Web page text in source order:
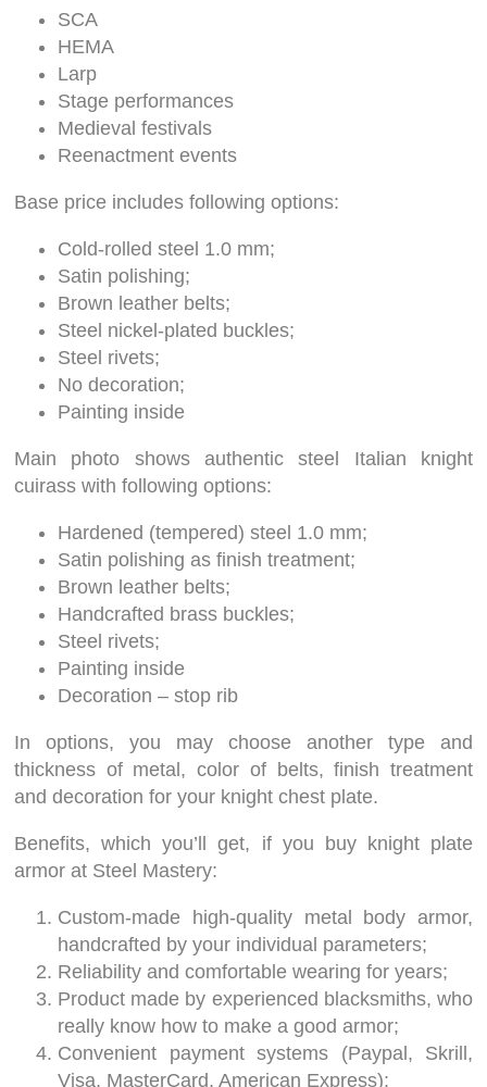
SCA
HEMA
Larp
Stage performances
Medieval festivals
Reenactment events
Base price includes following options:
Cold-rolled steel 1.0 mm;
Satin polishing;
Brown leather belts;
Steel nickel-plated buckles;
Steel rivets;
No decoration;
Painting inside
Main photo shows authentic steel Italian knight
cuirass with following options:
Hardened (tempered) steel 1.0 mm;
Satin polishing as finish treatment;
Brown leather belts;
Handcrafted brass buckles;
Steel rivets;
Painting inside
Decoration – stop rib
In options, you may choose another type and
thickness of metal, color of belts, finish treatment
and decoration for your knight chest plate.
Benefits, which you’ll get, if you buy knight plate
armor at Steel Mastery:
Custom-made high-quality metal body armor,
handcrafted by your individual parameters;
Reliability and comfortable wearing for years;
Product made by experienced blacksmiths, who
really know how to make a good armor;
Convenient payment systems (Paypal, Skrill,
Visa, MasterCard, American Express);